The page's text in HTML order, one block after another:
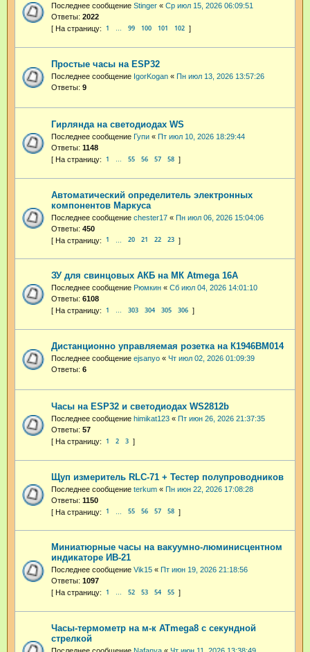
Последнее сообщение Stinger « Ср июл 15, 2026 06:09:51
Ответы: 2022
1 … 99 100 101 102
Простые часы на ESP32
Последнее сообщение IgorKogan « Пн июл 13, 2026 13:57:26
Ответы: 9
Гирлянда на светодиодах WS
Последнее сообщение Гупи « Пт июл 10, 2026 18:29:44
Ответы: 1148
1 … 55 56 57 58
Автоматический определитель электронных
компонентов Маркуса
Последнее сообщение chester17 « Пн июл 06, 2026 15:04:06
Ответы: 450
1 20 21 22 23
ЗУ для свинцовых АКБ на МК Atmega 16А
Последнее сообщение Рюмкин « Сб июл 04, 2026 14:01:10
Ответы: 6108
1 … 303 304 305 306
Дистанционно управляемая розетка на К1946ВМ014
Последнее сообщение ejsanyo « Чт июл 02, 2026 01:09:39
Ответы: 6
Часы на ESP32 и светодиодах WS2812b
Последнее сообщение himikat123 « Пт июн 26, 2026 21:37:35
Ответы: 57
1 2 3
Щуп измеритель RLC-71 + Тестер полупроводников
Последнее сообщение terkum « Пн июн 22, 2026 17:08:28
Ответы: 1150
1 55 56 57 58
Миниатюрные часы на вакуумно-люминисцентном
индикаторе ИВ-21
Последнее сообщение Vik15 « Пт июн 19, 2026 21:18:56
Ответы: 1097
1 … 52 53 54 55
Часы-термометр на м-к ATmega8 с секундной
стрелкой